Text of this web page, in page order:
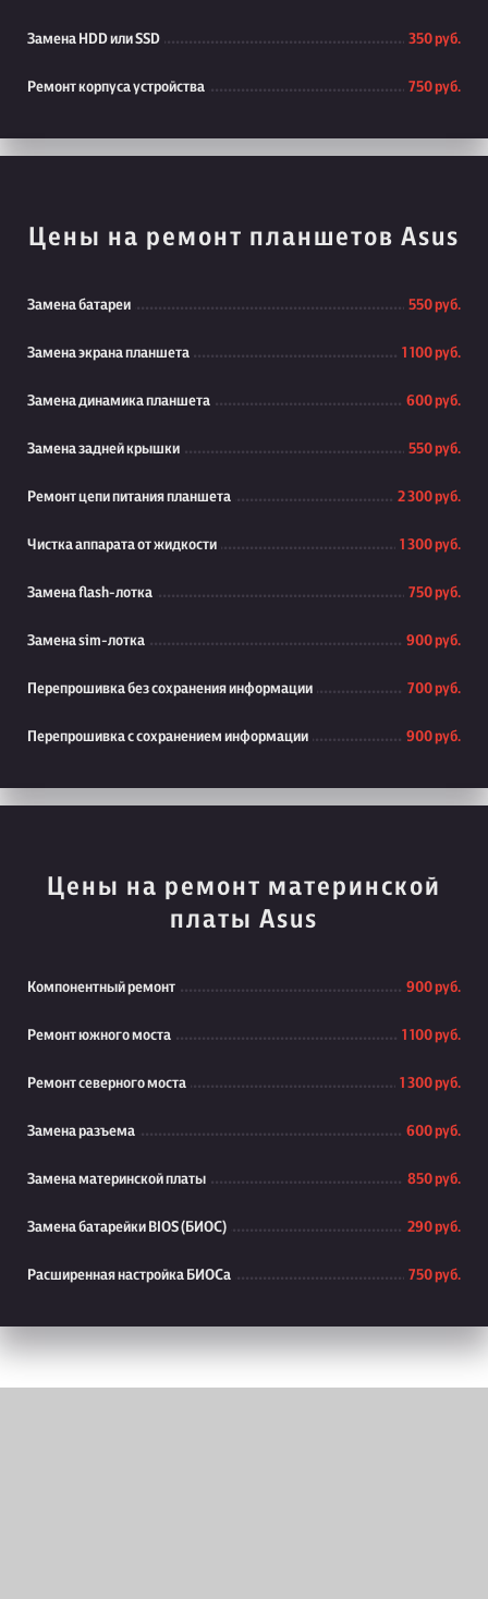
Замена HDD или SSD 350 руб.
Ремонт корпуса устройства 750 руб.
Цены на ремонт планшетов Asus
Замена батареи 550 руб.
Замена экрана планшета 1 100 руб.
Замена динамика планшета 600 руб.
Замена задней крышки 550 руб.
Ремонт цепи питания планшета 2 300 руб.
Чистка аппарата от жидкости 1 300 руб.
Замена flash-лотка 750 руб.
Замена sim-лотка 900 руб.
Перепрошивка без сохранения информации 700 руб.
Перепрошивка с сохранением информации 900 руб.
Цены на ремонт материнской
платы Asus
Компонентный ремонт 900 руб.
Ремонт южного моста 1 100 руб.
Ремонт северного моста 1 300 руб.
Замена разъема 600 руб.
Замена материнской платы 850 руб.
Замена батарейки BIOS (БИОС) 290 руб.
Расширенная настройка БИОСа 750 руб.